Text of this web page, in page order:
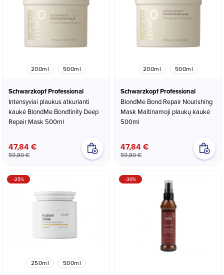
200ml 500ml
Schwarzkopf Professional
Intensyviai plaukus atkurianti
kaukė BlondMe Bondfinity Deep
Repair Mask 500ml
47,84 €
59,80 €
200ml 500ml
Schwarzkopf Professional
BlondMe Bond Repair Nourishing
Mask Maitinamoji plaukų kaukė
500ml
47,84 €
59,80 €
250ml 500ml
-25% -30%